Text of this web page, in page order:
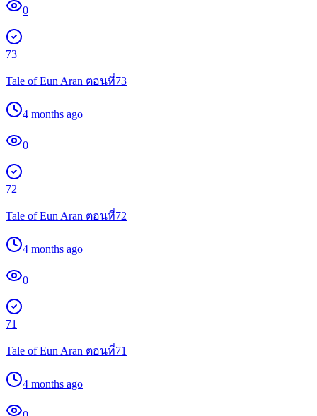
0
73
Tale of Eun Aran ตอนที่73
4 months ago
0
72
Tale of Eun Aran ตอนที่72
4 months ago
0
71
Tale of Eun Aran ตอนที่71
4 months ago